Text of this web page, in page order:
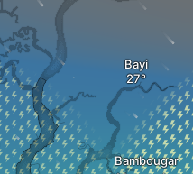
Bambougar
Bayi